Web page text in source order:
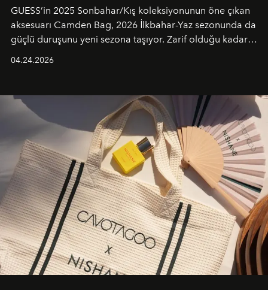
GUESS’in 2025 Sonbahar/Kış koleksiyonunun öne çıkan
aksesuarı Camden Bag, 2026 İlkbahar-Yaz sezonunda da
güçlü duruşunu yeni sezona taşıyor. Zarif olduğu kadar
04.24.2026